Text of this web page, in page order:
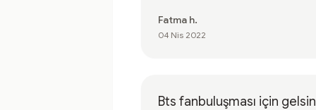
Fatma h.
04 Nis 2022
Bts fanbuluşması için gelsin